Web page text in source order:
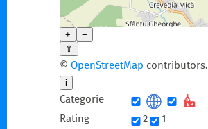
+
−
⇧
© OpenStreetMap contributors.
i
Categorie
Rating
2
1